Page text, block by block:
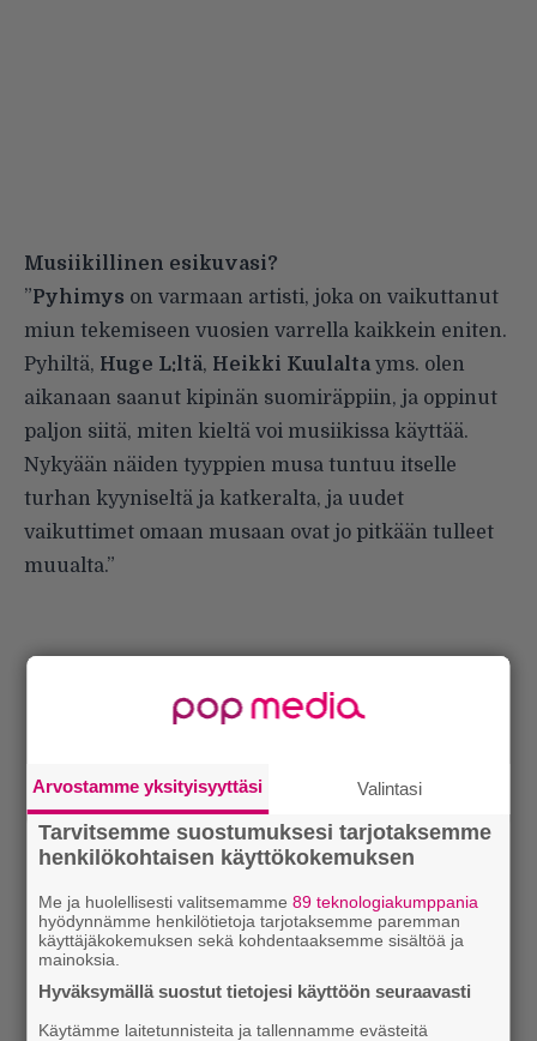
Musiikillinen esikuvasi?
”Pyhimys on varmaan artisti, joka on vaikuttanut
miun tekemiseen vuosien varrella kaikkein eniten.
Pyhiltä, Huge L:ltä, Heikki Kuulaltayms. olen
aikanaan saanut kipinän suomiräppiin, ja oppinut
paljon siitä, miten kieltä voi musiikissa käyttää.
Nykyään näiden tyyppien musa tuntuu itselle
turhan kyyniseltä ja katkeralta, ja uudet
vaikuttimet omaan musaan ovat jo pitkään tulleet
muualta.”
Arvostamme yksityisyyttäsi Valintasi
Tarvitsemme suostumuksesi tarjotaksemme
henkilökohtaisen käyttökokemuksen
Me ja huolellisesti valitsemamme89 teknologiakumppania
hyödynnämme henkilötietoja tarjotaksemme paremman
käyttäjäkokemuksen sekä kohdentaaksemme sisältöä ja
mainoksia.
Hyväksymällä suostut tietojesi käyttöön seuraavasti
Käytämme laitetunnisteita ja tallennamme evästeitä